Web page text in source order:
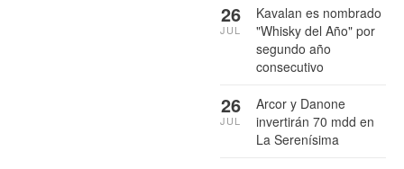
Kavalan es nombrado
"Whisky del Año" por
segundo año
consecutivo
26
JUL
Arcor y Danone
invertirán 70 mdd en
La Serenísima
26
JUL